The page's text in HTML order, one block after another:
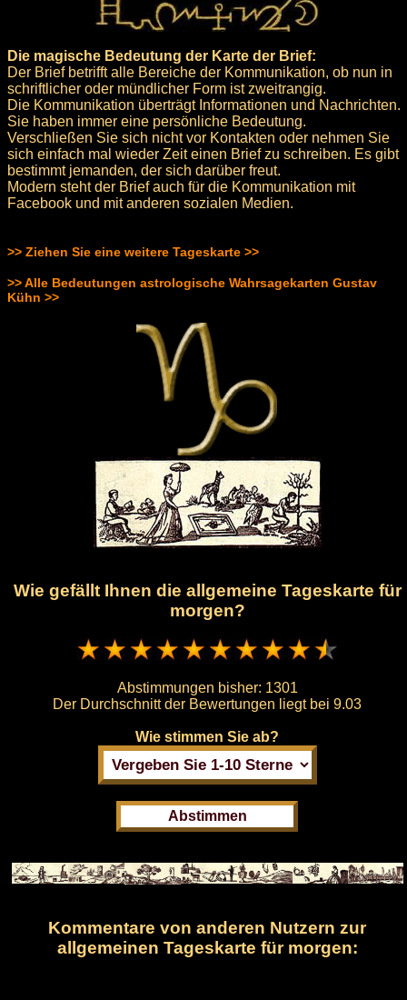
Die magische Bedeutung der Karte der Brief:
Der Brief betrifft alle Bereiche der Kommunikation, ob nun in
schriftlicher oder mündlicher Form ist zweitrangig.
Die Kommunikation überträgt Informationen und Nachrichten.
Sie haben immer eine persönliche Bedeutung.
Verschließen Sie sich nicht vor Kontakten oder nehmen Sie
sich einfach mal wieder Zeit einen Brief zu schreiben. Es gibt
bestimmt jemanden, der sich darüber freut.
Modern steht der Brief auch für die Kommunikation mit
Facebook und mit anderen sozialen Medien.
>> Ziehen Sie eine weitere Tageskarte >>
>> Alle Bedeutungen astrologische Wahrsagekarten Gustav
Kühn >>
Wie gefällt Ihnen die allgemeine Tageskarte für
morgen?
Abstimmungen bisher: 1301
Der Durchschnitt der Bewertungen liegt bei 9.03
Wie stimmen Sie ab?
Kommentare von anderen Nutzern zur
allgemeinen Tageskarte für morgen: